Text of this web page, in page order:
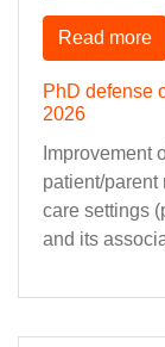
PhD defense
2026
Improvement
patient/
care settings
and its
Read more